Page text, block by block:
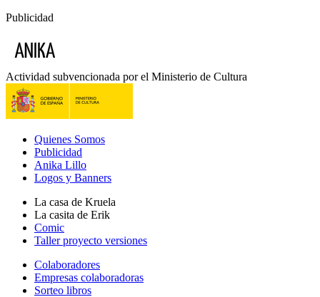
Publicidad
Actividad subvencionada por el Ministerio de Cultura
Quienes Somos
Publicidad
Anika Lillo
Logos y Banners
La casa de Kruela
La casita de Erik
Comic
Taller proyecto versiones
Colaboradores
Empresas colaboradoras
Sorteo libros